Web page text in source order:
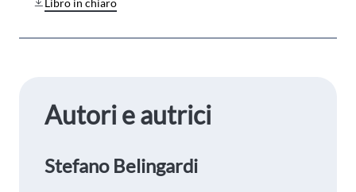
Autori e autrici
Stefano Belingardi